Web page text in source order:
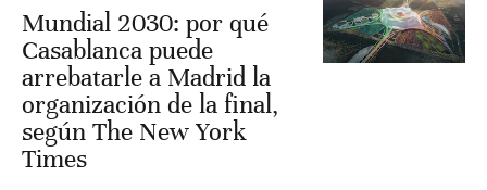
Mundial 2030: por qué
Casablanca puede
arrebatarle a Madrid la
organización de la final,
según The New York
Times